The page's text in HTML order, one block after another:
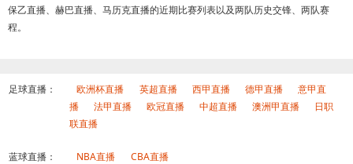
保乙直播、赫巴直播、马历克直播的近期比赛列表以及两队历史交锋、两队赛
程。
足球直播： 欧洲杯直播 英超直播 西甲直播 德甲直播
意甲直
播
法甲直播 欧冠直播 中超直播 澳洲甲直播
日职
联直播
蓝球直播： NBA直播 CBA直播